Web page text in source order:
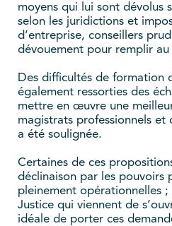
moyens qui lui sont dévolus
selon les juridictions et
d’entreprise, conseillers
dévouement pour remplir au
Des difficultés de formation
également ressorties des
mettre en œuvre une
magistrats professionnels et
a été soulignée.
Certaines de ces
déclinaison par les pouvoirs
pleinement opérationnelles
Justice qui viennent de
idéale de porter ces